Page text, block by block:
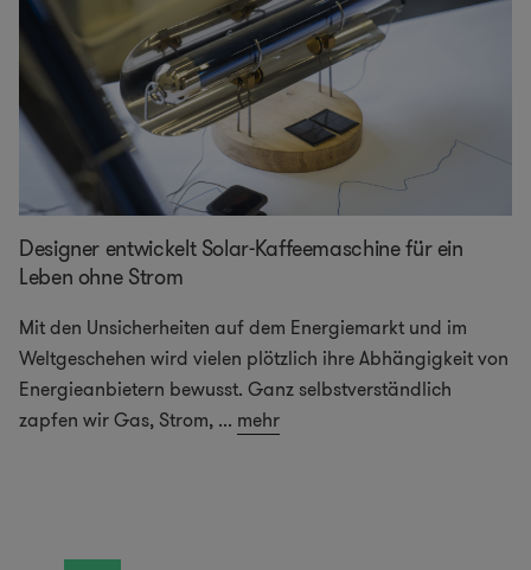
Designer entwickelt Solar-Kaffeemaschine für ein
Leben ohne Strom
Mit den Unsicherheiten auf dem Energiemarkt und im
Weltgeschehen wird vielen plötzlich ihre Abhängigkeit von
Energieanbietern bewusst. Ganz selbstverständlich
zapfen wir Gas, Strom, ... mehr